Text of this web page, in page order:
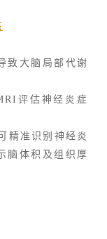
致大脑局部代谢
评估神经炎症
精准识别神经炎
脑体积及组织厚